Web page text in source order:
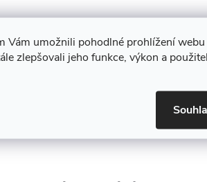
Vám umožnili pohodlné prohlížení
zlepšovali jeho funkce, výkon a